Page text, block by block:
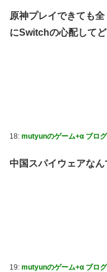
原神プレイできても
にSwitchの心配して
18: mutyunのゲーム+α ブログ
中国スパイウェアな
19: mutyunのゲーム+α ブログ